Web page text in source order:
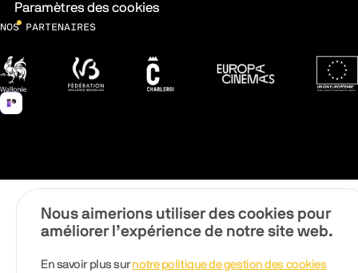
Paramètres des cookies
NOS PARTENAIRES
Wallonie Fédération Wallonie-Bruxelles
Ville de CharleroiEuropa Cinemas
Nous aimerions utiliser des cookies pour
améliorer l’expérience de notre site web.
En savoir plus surnotre politique de gestion des cookies